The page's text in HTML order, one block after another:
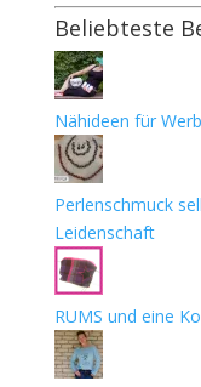
Beliebteste
Nähideen für
Perlenschmuck
Leidenschaft
RUMS und eine